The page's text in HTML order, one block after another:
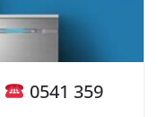
0541 359